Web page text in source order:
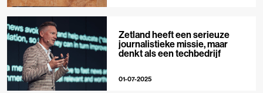
Zetland heeft een serieuze
journalistieke missie, maar
denkt als een techbedrijf
01-07-2025